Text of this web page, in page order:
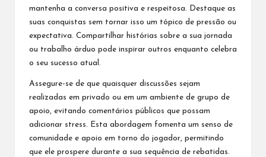
mantenha a conversa positiva e respeitosa. Destaque as
suas conquistas sem tornar isso um tópico de pressão ou
expectativa. Compartilhar histórias sobre a sua jornada
ou trabalho árduo pode inspirar outros enquanto celebra
o seu sucesso atual.
Assegure-se de que quaisquer discussões sejam
realizadas em privado ou em um ambiente de grupo de
apoio, evitando comentários públicos que possam
adicionar stress. Esta abordagem fomenta um senso de
comunidade e apoio em torno do jogador, permitindo
que ele prospere durante a sua sequência de rebatidas.